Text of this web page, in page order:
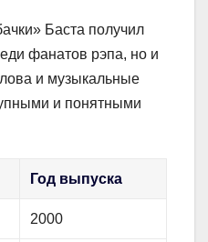
Баста получил
фанатов рэпа, но и
и музыкальные
и понятными
Год выпуска
2000